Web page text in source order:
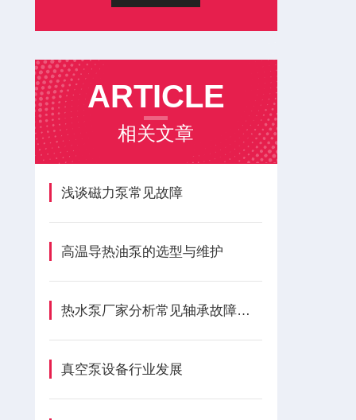
ARTICLE
相关文章
浅谈磁力泵常见故障
高温导热油泵的选型与维护
热水泵厂家分析常见轴承故障原因
真空泵设备行业发展